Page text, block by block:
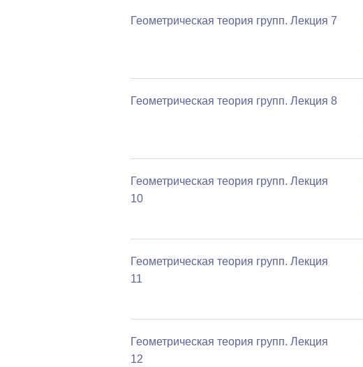
Геометрическая теория групп. Лекция 7
Геометрическая теория групп. Лекция 8
Геометрическая теория групп. Лекция
10
Геометрическая теория групп. Лекция
11
Геометрическая теория групп. Лекция
12